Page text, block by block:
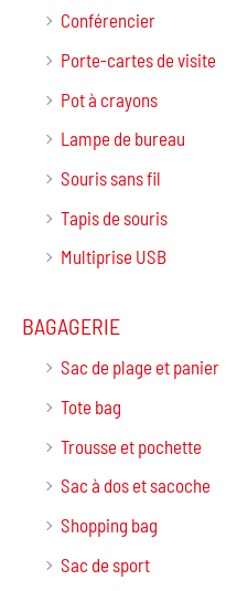
Conférencier
Porte-cartes de visite
Pot à crayons
Lampe de bureau
Souris sans fil
Tapis de souris
Multiprise USB
BAGAGERIE
Sac de plage et panier
Tote bag
Trousse et pochette
Sac à dos et sacoche
Shopping bag
Sac de sport